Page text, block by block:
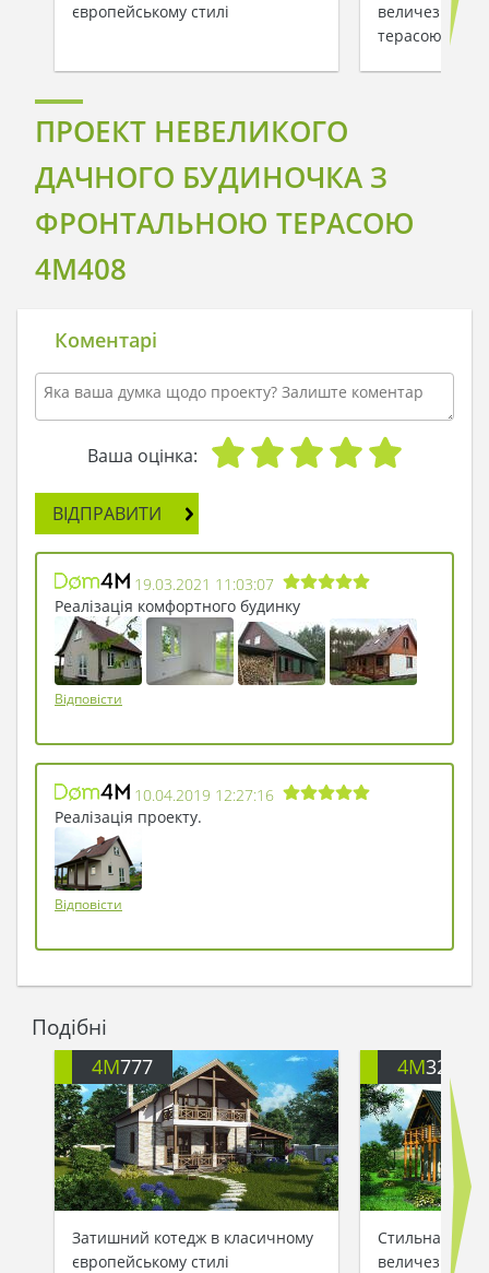
європейському стилі
величезною
терасою та
ПРОЕКТ НЕВЕЛИКОГО
ДАЧНОГО БУДИНОЧКА З
ФРОНТАЛЬНОЮ ТЕРАСОЮ
4M408
Коментарі
Ваша оцінка:
ВІДПРАВИТИ
19.03.2021 11:03:07
Реалізація комфортного будинку
Відповісти
10.04.2019 12:27:16
Реалізація проекту.
Відповісти
Подібні
4M777
Затишний котедж в класичному
європейському стилі
4M3262
Стильна
величезною